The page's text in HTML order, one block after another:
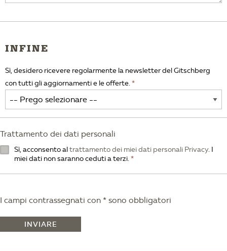
INFINE
Sì, desidero ricevere regolarmente la newsletter del Gitschberg
con tutti gli aggiornamenti e le offerte.
Trattamento dei dati personali
Sì, acconsento altrattamento dei miei dati personali Privacy. I
miei dati non saranno ceduti a terzi.
I campi contrassegnati con * sono obbligatori
INVIARE